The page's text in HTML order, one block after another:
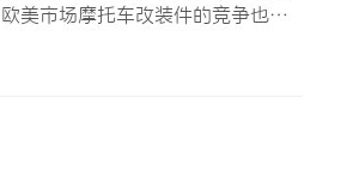
美市场摩托车改装件的竞争也异